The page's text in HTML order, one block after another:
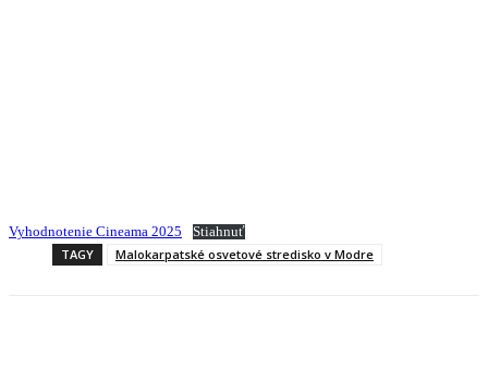
Vyhodnotenie Cineama 2025 Stiahnuť
TAGY Malokarpatské osvetové stredisko v Modre